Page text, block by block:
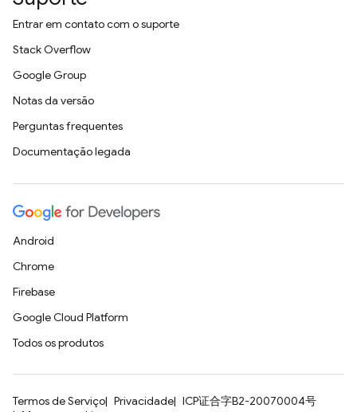
Entrar em contato com o suporte
Stack Overflow
Google Group
Notas da versão
Perguntas frequentes
Documentação legada
Android
Chrome
Firebase
Google Cloud Platform
Todos os produtos
Termos de Serviço Privacidade
ICP证合字B2-20070004号